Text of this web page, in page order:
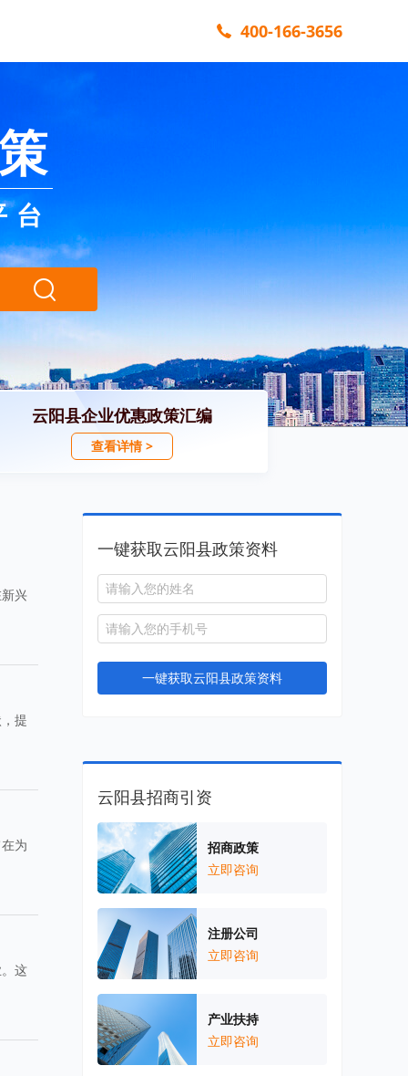
400-166-3656
台
云阳县企业优惠政策汇编
查看详情 >
兴
提
为
这
一键获取云阳县政策资料
一键获取云阳县政策资料
云阳县招商引资
招商政策
立即咨询
注册公司
立即咨询
产业扶持
立即咨询